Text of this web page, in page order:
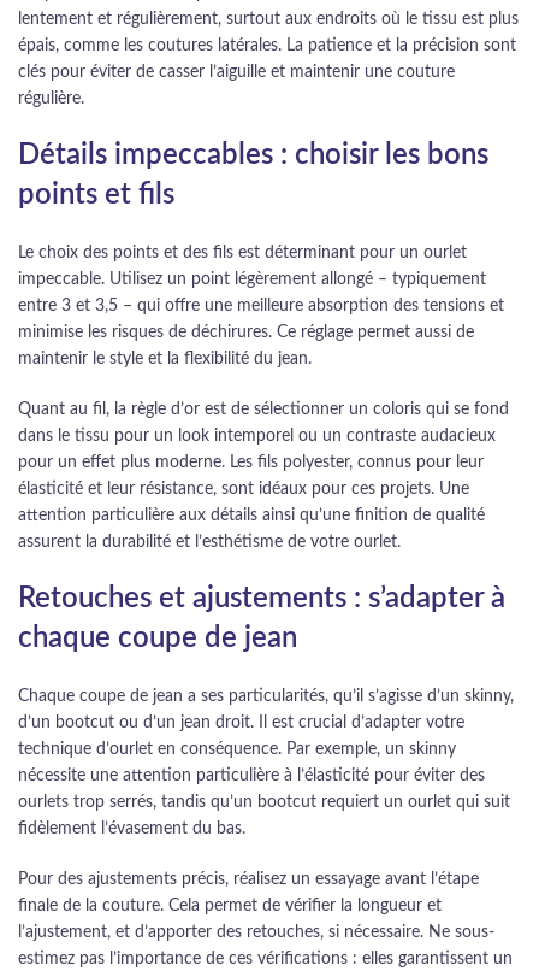
lentement et régulièrement, surtout aux endroits où le tissu est plus
épais, comme les coutures latérales. La patience et la précision sont
clés pour éviter de casser l’aiguille et maintenir une couture
régulière.
Détails impeccables : choisir les bons
points et fils
Le choix des points et des fils est déterminant pour un ourlet
impeccable. Utilisez un point légèrement allongé – typiquement
entre 3 et 3,5 – qui offre une meilleure absorption des tensions et
minimise les risques de déchirures. Ce réglage permet aussi de
maintenir le style et la flexibilité du jean.
Quant au fil, la règle d’or est de sélectionner un coloris qui se fond
dans le tissu pour un look intemporel ou un contraste audacieux
pour un effet plus moderne. Les fils polyester, connus pour leur
élasticité et leur résistance, sont idéaux pour ces projets. Une
attention particulière aux détails ainsi qu’une finition de qualité
assurent la durabilité et l’esthétisme de votre ourlet.
Retouches et ajustements : s’adapter à
chaque coupe de jean
Chaque coupe de jean a ses particularités, qu’il s’agisse d’un skinny,
d’un bootcut ou d’un jean droit. Il est crucial d’adapter votre
technique d’ourlet en conséquence. Par exemple, un skinny
nécessite une attention particulière à l’élasticité pour éviter des
ourlets trop serrés, tandis qu’un bootcut requiert un ourlet qui suit
fidèlement l’évasement du bas.
Pour des ajustements précis, réalisez un essayage avant l’étape
finale de la couture. Cela permet de vérifier la longueur et
l’ajustement, et d’apporter des retouches, si nécessaire. Ne sous-
estimez pas l’importance de ces vérifications : elles garantissent un